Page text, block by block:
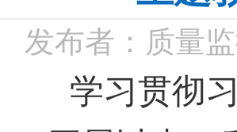
发布者：质量
学习贯彻